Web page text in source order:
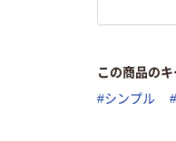
この商品の
#シンプル